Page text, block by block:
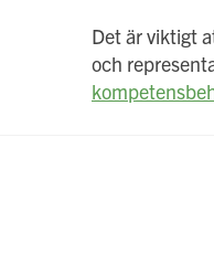
Det är viktigt
och